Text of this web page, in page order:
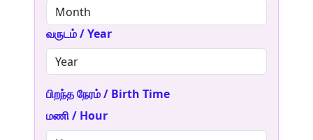
வருடம் / Year
பிறந்த நேரம் / Birth Time
மணி / Hour